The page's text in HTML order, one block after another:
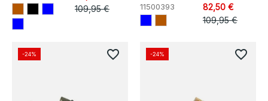
109,95 €
11500393
82,50 €
109,95 €
-24% favorite_border -24% favorite_border